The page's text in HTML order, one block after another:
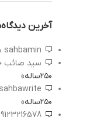
آخرین
sahbamin
سید صائب
۲۵۰ساله»
sahbawrite
۲۵۰ساله»